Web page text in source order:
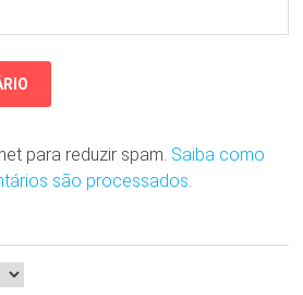
para reduzir spam. Saiba como
são processados.